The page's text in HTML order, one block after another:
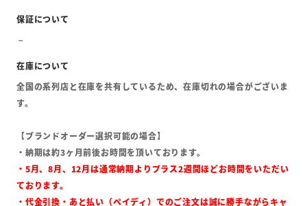
全国の系列店と在庫を共有しているため、在庫切れの場合がございま
す。
【ブランドオーダー選択可能の場合】
・納期は約3ヶ月前後お時間を頂いております。
・5月、8月、12月は通常納期よりプラス2週間ほどお時間をいただい
ております。
・代金引換・あと払い（ペイディ）でのご注文は誠に勝手ながらキャ